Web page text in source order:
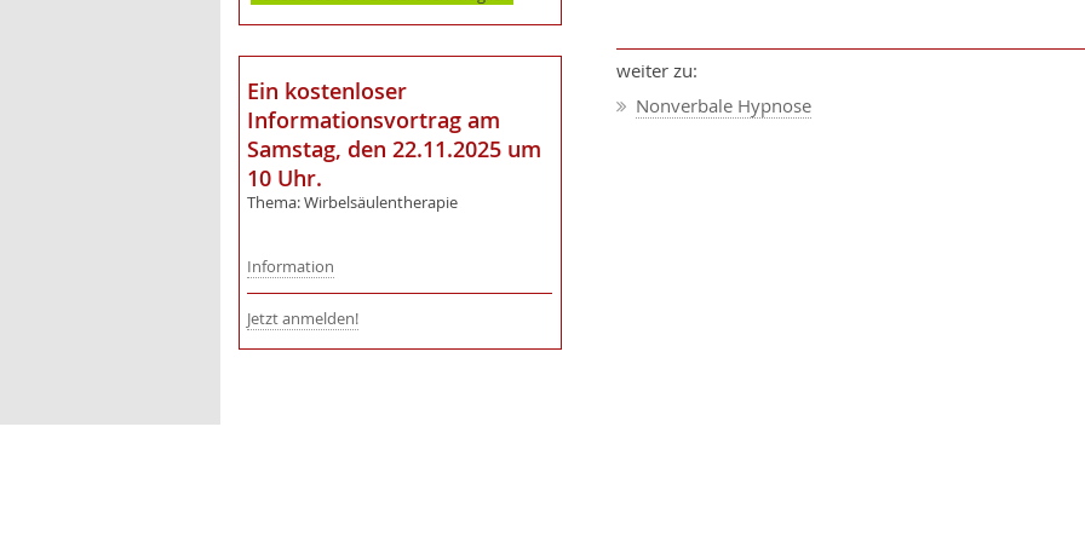
Ein kostenloser
Informationsvortrag am
Samstag, den 22.11.2025 um
10 Uhr.
Thema: Wirbelsäulentherapie
Information
Jetzt anmelden!
weiter zu:
Nonverbale Hypnose